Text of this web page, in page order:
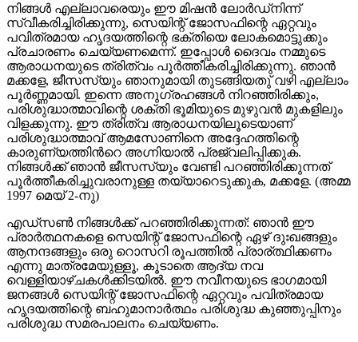
നിങ്ങൾ എല്ലാവരെയും ഈ മിഷൻ ലോർഡ്‌നിന്ന്
സ്വീകരിച്ചിരിക്കുന്നു, സെയിന്റ് ജോസഫിന്റെ ഏറ്റവും
പവിത്രമായ ഹൃദയത്തിന്റെ ഭക്തിയെ ലോകമൊട്ടുക്കും
പ്രചാരണം ചെയ്യണമെന്ന്. ഇപ്പോൾ ദൈവം നമ്മുടെ
ആരാധനയുടെ ത്രിത്വം പൂർത്തീകരിച്ചിരിക്കുന്നു. ഞാൻ
മക്കളേ, ജീസസ്‌യും ഞാനുമായി തുടങ്ങിയതു് വഴി എല്ലാം
പൂർണ്ണമായി. ഇന്നെ അനുഗ്രഹങ്ങൾ നിറഞ്ഞിരിക്കും,
പരിശുദ്ധാത്മാവിന്റെ ശക്തി ഭൂമിയുടെ മുഴുവൻ മുകളിലും
വിളക്കുന്നു. ഈ ത്രിത്വ ആരാധനയിലൂടെയാണ്
പരിശുദ്ധാത്മാവ് ആമസോണിനെ അദ്ദേഹത്തിന്റെ
കാരുണ്യത്തിൻറെ അഗ്നിയാൽ പ്രജ്വലിപ്പിക്കുക.
നിങ്ങൾക്ക് ഞാൻ ജീസസ്‌യും വേണ്ടി പറഞ്ഞിരിക്കുന്നത്
പൂർത്തീകരിച്ചുവരാനുള്ള തയ്യാറെടുക്കുക, മക്കളേ. (അമ്മ
1997 മെയ് 2-നു)
എഡ്സൺ നിങ്ങൾക്ക് പറഞ്ഞിരിക്കുന്നത്: ഞാൻ ഈ
പ്രാർത്ഥനകളെ സെയിന്റ് ജോസഫിന്റെ ഏഴ് ദുഃഖങ്ങളും
ആനന്ദങ്ങളും ഒരു റൊസറി രൂപത്തിൽ പ്രാര്ത്ഥിക്കണം
എന്നു മാത്രമേയുള്ളൂ, കൂടാതെ ആദ്യ നവ
വെള്ളിയാഴ്ചകൾക്കിടയിൽ. ഈ നവീനയുടെ ഭാഗമായി
ജനങ്ങൾ സെയിന്റ് ജോസഫിന്റെ ഏറ്റവും പവിത്രമായ
ഹൃദയത്തിന്റെ ബഹുമാനാർത്ഥം പരിശുദ്ധ കുഞ്ഞുപ്പിനും
പരിശുദ്ധ സമരപാലനം ചെയ്യണം.